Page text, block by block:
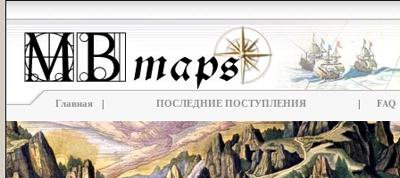
Главная | ПОСЛЕДНИЕ ПОСТУПЛЕНИЯ | FAQ